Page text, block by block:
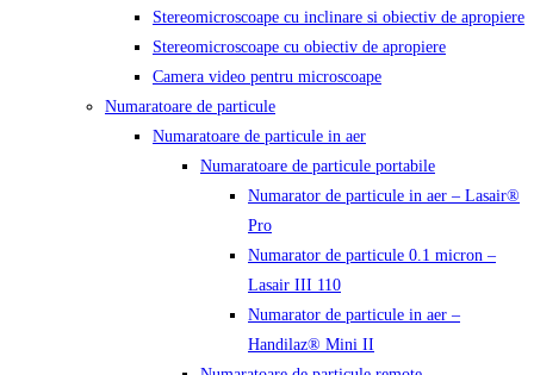
Stereomicroscoape cu inclinare si obiectiv de apropiere
Stereomicroscoape cu obiectiv de apropiere
Camera video pentru microscoape
Numaratoare de particule
Numaratoare de particule in aer
Numaratoare de particule portabile
Numarator de particule in aer – Lasair®
Pro
Numarator de particule 0.1 micron –
Lasair III 110
Numarator de particule in aer –
Handilaz® Mini II